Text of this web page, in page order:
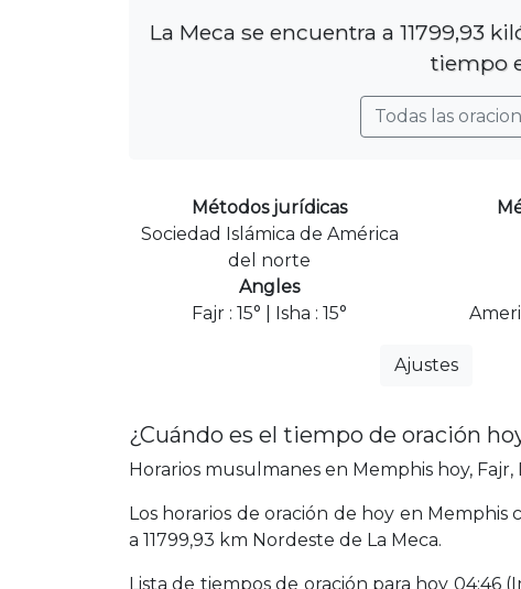
La Meca se encuentra a 11799,93
tiempo
Todas las
Métodos jurídicas
Sociedad Islámica de América
del norte
Angles
Fajr : 15° | Isha : 15°
Ajustes
¿Cuándo es el tiempo de oración
Horarios musulmanes en Memphis hoy,
Los horarios de oración de hoy en Memphis
a 11799,93 km Nordeste de La Meca.
Lista de tiempos de oración para hoy 04:46